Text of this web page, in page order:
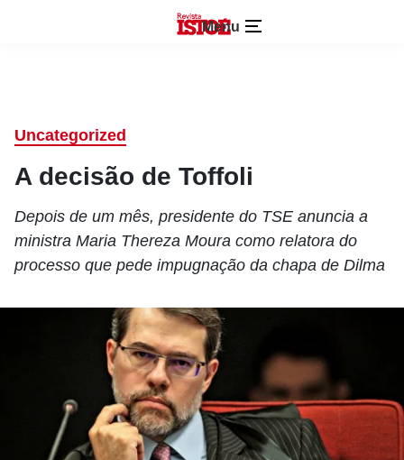
Menu
Uncategorized
A decisão de Toffoli
Depois de um mês, presidente do TSE anuncia a
ministra Maria Thereza Moura como relatora do
processo que pede impugnação da chapa de Dilma